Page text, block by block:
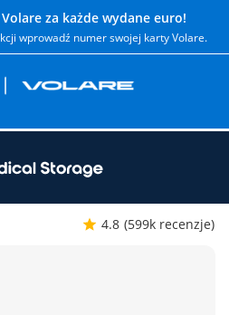
za każde wydane euro!
wprowadź numer swojej karty Volare.
4.8 (599k recenzje)